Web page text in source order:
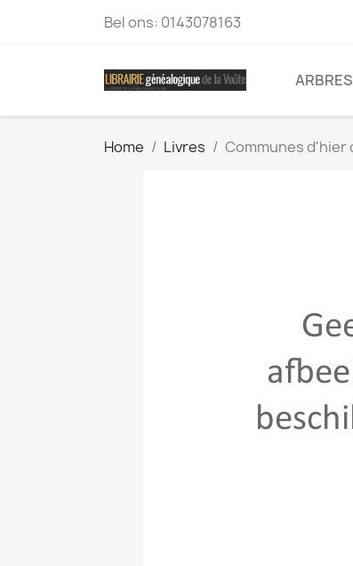
Bel ons: 0143078163
Home Livres Communes d'hier